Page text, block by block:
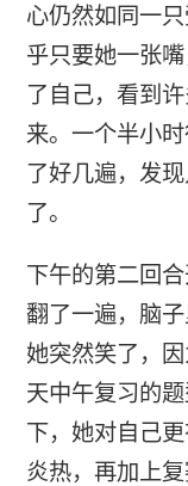
心仍然如同一
乎只要她一张
了自己，看到
来。一个半小
了好几遍，发
了。
下午的第二回
翻了一遍，脑
她突然笑了，
天中午复习的
下，她对自己
炎热，再加上